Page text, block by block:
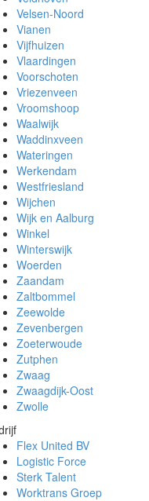
Velsen-Noord
Vianen
Vijfhuizen
Vlaardingen
Voorschoten
Vriezenveen
Vroomshoop
Waalwijk
Waddinxveen
Wateringen
Werkendam
Westfriesland
Wijchen
Wijk en Aalburg
Winkel
Winterswijk
Woerden
Zaandam
Zaltbommel
Zeewolde
Zevenbergen
Zoeterwoude
Zutphen
Zwaag
Zwaagdijk-Oost
Zwolle
Flex United BV
Logistic Force
Sterk Talent
Worktrans Groep